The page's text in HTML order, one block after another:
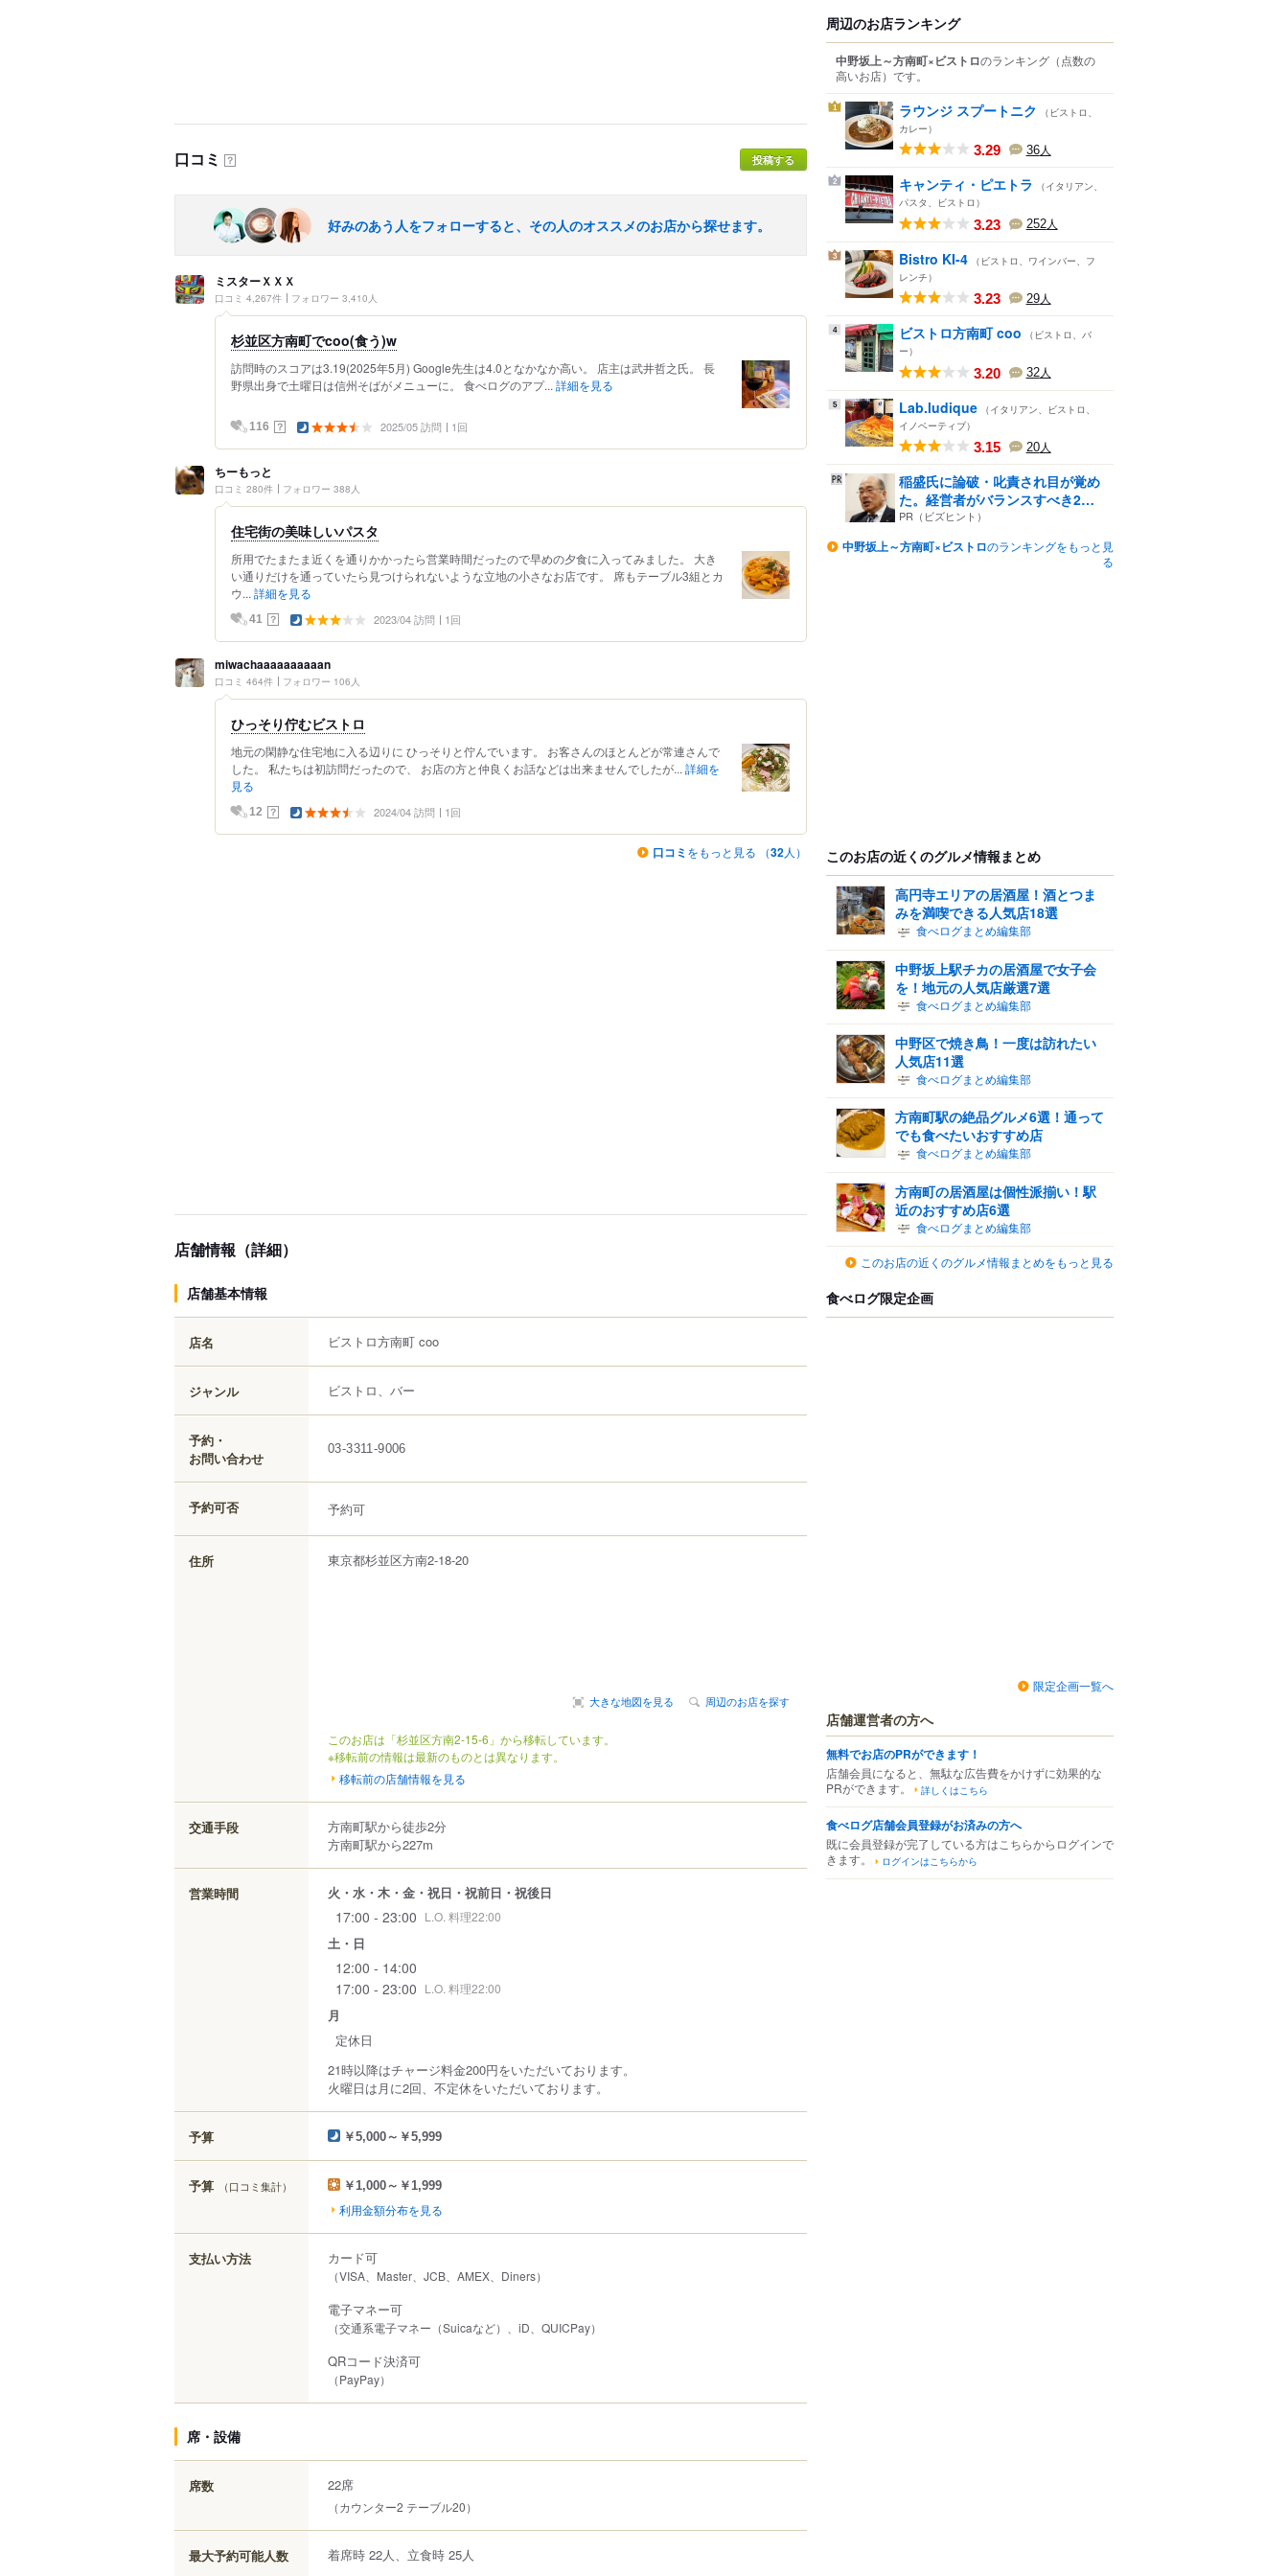
口コミ ？ 投稿する
好みのあう人をフォローすると、その人のオススメのお店から探せます。
ミスターＸＸＸ
口コミ 4,267件 フォロワー 3,410人
杉並区方南町でcoo(食う)w
訪問時のスコアは3.19(2025年5月) Google先生は4.0となかなか高い。 店主は武井哲之氏。 長
野県出身で土曜日は信州そばがメニューに。 食べログのアプ... 詳細を見る
116 ？ 2025/05 訪問 1回
ちーもっと
口コミ 280件 フォロワー 388人
住宅街の美味しいパスタ
所用でたまたま近くを通りかかったら営業時間だったので早めの夕食に入ってみました。 大き
い通りだけを通っていたら見つけられないような立地の小さなお店です。 席もテーブル3組とカ
ウ... 詳細を見る
41 ？ 2023/04 訪問 1回
miwachaaaaaaaaaan
口コミ 464件 フォロワー 106人
ひっそり佇むビストロ
地元の閑静な住宅地に入る辺りに ひっそりと佇んでいます。 お客さんのほとんどが常連さんで
した。 私たちは初訪問だったので、 お店の方と仲良くお話などは出来ませんでしたが... 詳細を
見る
12 ？ 2024/04 訪問 1回
口コミ をもっと見る （32人）
店舗情報（詳細）
店舗基本情報
店名 ビストロ方南町 coo
ジャンル ビストロ、バー
予約・
お問い合わせ
03-3311-9006
予約可否 予約可
住所 東京都杉並区方南2-18-20
大きな地図を見る 周辺のお店を探す
このお店は「杉並区方南2-15-6」から移転しています。
※移転前の情報は最新のものとは異なります。
移転前の店舗情報を見る
交通手段
方南町駅から徒歩2分
方南町駅から227m
営業時間 火・水・木・金・祝日・祝前日・祝後日
17:00 - 23:00 L.O. 料理22:00
土・日
12:00 - 14:00
17:00 - 23:00 L.O. 料理22:00
月
定休日
21時以降はチャージ料金200円をいただいております。
火曜日は月に2回、不定休をいただいております。
予算 ￥5,000～￥5,999
予算 （口コミ集計） ￥1,000～￥1,999
利用金額分布を見る
支払い方法 カード可
（VISA、Master、JCB、AMEX、Diners）
電子マネー可
（交通系電子マネー（Suicaなど）、iD、QUICPay）
QRコード決済可
（PayPay）
席・設備
席数 22席
（カウンター2 テーブル20）
最大予約可能人数 着席時 22人、立食時 25人
周辺のお店ランキング
中野坂上～方南町×ビストロのランキング （点数の
高いお店） です。
1 ラウンジ スプートニク
（ビストロ、
カレー）
3.29 36人
2 キャンティ・ピエトラ
（イタリアン、
パスタ、ビストロ）
3.23 252人
3 Bistro KI-4 （ビストロ、ワインバー、フ
レンチ）
3.23 29人
4 ビストロ方南町 coo
（ビストロ、バ
ー）
3.20 32人
5 Lab.ludique （イタリアン、ビストロ、
イノベーティブ）
3.15 20人
稲盛氏に論破・叱責され目が覚め
た。経営者がバランスすべき2
つ...
PR（ビズヒント）
中野坂上～方南町×ビストロのランキングをもっと見
る
このお店の近くのグルメ情報まとめ
高円寺エリアの居酒屋！酒とつま
みを満喫できる人気店18選
食べログまとめ編集部
中野坂上駅チカの居酒屋で女子会
を！地元の人気店厳選7選
食べログまとめ編集部
中野区で焼き鳥！一度は訪れたい
人気店11選
食べログまとめ編集部
方南町駅の絶品グルメ6選！通って
でも食べたいおすすめ店
食べログまとめ編集部
方南町の居酒屋は個性派揃い！駅
近のおすすめ店6選
食べログまとめ編集部
このお店の近くのグルメ情報まとめをもっと見る
食べログ限定企画
限定企画一覧へ
店舗運営者の方へ
無料でお店のPRができます！
店舗会員になると、無駄な広告費をかけずに効果的な
PRができます。
詳しくはこちら
食べログ店舗会員登録がお済みの方へ
既に会員登録が完了している方はこちらからログインで
きます。
ログインはこちらから